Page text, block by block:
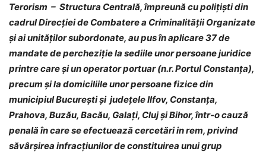
Terorism – Structura Centrală, împreună cu polițiști din
cadrul Direcției de Combatere a Criminalității Organizate
și ai unităților subordonate, au pus în aplicare 37 de
mandate de percheziție la sediile unor persoane juridice
printre care și un operator portuar (n.r. Portul Constanța),
precum și la domiciliile unor persoane fizice din
municipiul București și județele Ilfov, Constanța,
Prahova, Buzău, Bacău, Galați, Cluj și Bihor, într-o cauză
penală în care se efectuează cercetări in rem, privind
săvârșirea infracțiunilor de constituirea unui grup